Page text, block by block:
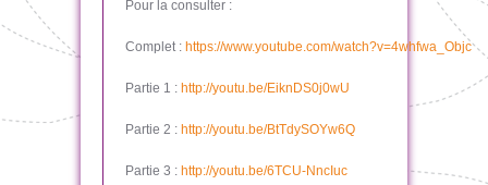
Pour la consulter :
Complet : https://www.youtube.com/watch?v=4whfwa_Objc
Partie 1 : http://youtu.be/EiknDS0j0wU
Partie 2 : http://youtu.be/BtTdySOYw6Q
Partie 3 : http://youtu.be/6TCU-NncIuc